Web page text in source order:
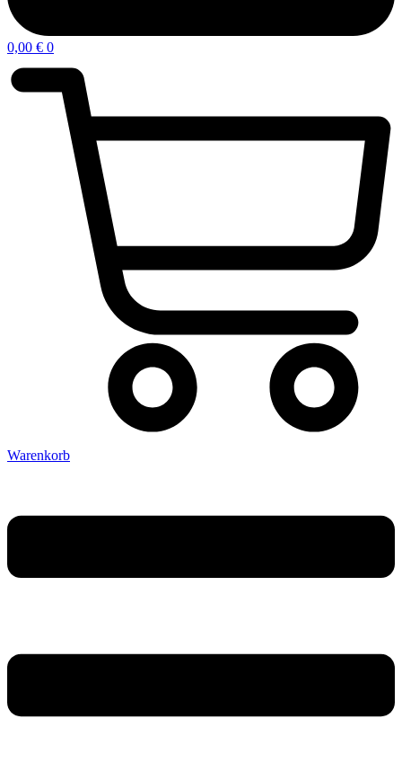
0,00 € 0
Warenkorb